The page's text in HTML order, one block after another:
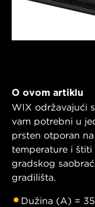
O ovom artiklu
WIX održavajući
vam potrebni u
prsten otporan
temperature i štiti
gradskog
gradilišta.
Dužina (A) =